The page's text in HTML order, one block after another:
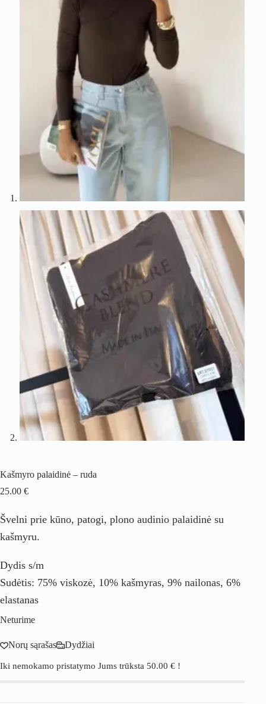
Kašmyro palaidinė – ruda
25.00 €
Švelni prie kūno, patogi, plono audinio palaidinė su
kašmyru.
Dydis s/m
Sudėtis: 75% viskozė, 10% kašmyras, 9% nailonas, 6%
elastanas
Neturime
Norų sąrašas Dydžiai
Iki nemokamo pristatymo Jums trūksta 50.00 € !